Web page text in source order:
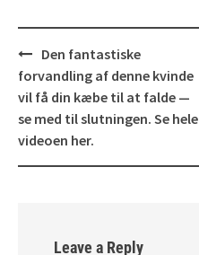
Post
navigation
Den fantastiske
forvandling af denne kvinde
vil få din kæbe til at falde —
se med til slutningen. Se hele
videoen her.
Leave a Reply